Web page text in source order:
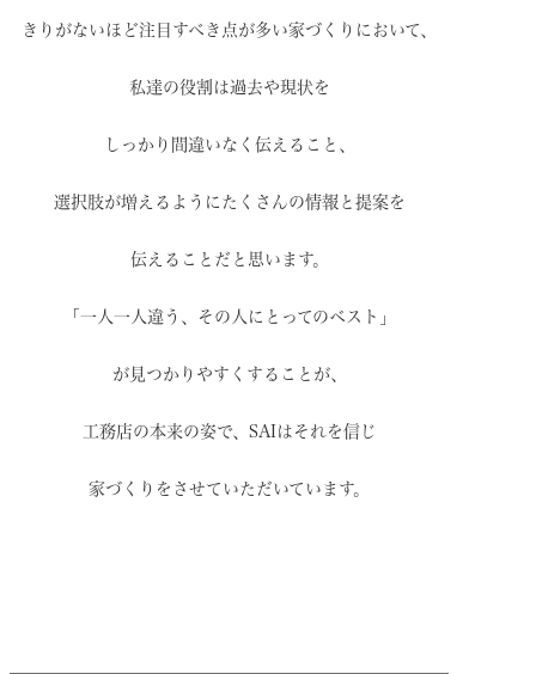
きりがないほど注目すべき点が多い家づくりにおいて、
私達の役割は過去や現状を
しっかり間違いなく伝えること、
選択肢が増えるように たくさんの情報と提案を
伝えることだと思います。
「一人一人違う、その人にとってのベスト」
が見つかりやすくすることが、
工務店の本来の姿で、 SAIはそれを信じ
家づくりをさせていただいています。